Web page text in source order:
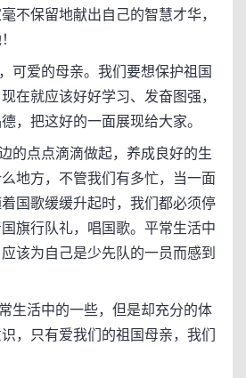
不保留地献出自己的智慧才华，
爱的母亲。我们要想保护祖国
在就应该好好学习、发奋图强，
，把这好的一面展现给大家。
点点滴滴做起，养成良好的生
地方，不管我们有多忙，当一面
国歌缓缓升起时，我们都必须停
旗行队礼，唱国歌。平常生活中
该为自己是少先队的一员而感到
活中的一些，但是却充分的体
，只有爱我们的祖国母亲，我们